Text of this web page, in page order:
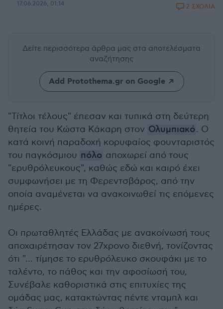
17.06.2026, 01:14 2 ΣΧΟΛΙΑ
Δείτε περισσότερα άρθρα μας στα αποτελέσματα
αναζήτησης
Add Protothema.gr on Google
"Τίτλοι τέλους" έπεσαν και τυπικά στη δεύτερη
θητεία του Κώστα Κάκαρη στον Ολυμπιακό. Ο
κατά κοινή παραδοχή κορυφαίος φουνταριστός
του παγκόσμιου πόλο αποχωρεί από τους
"ερυθρόλευκους", καθώς εδώ και καιρό έχει
συμφωνήσει με τη Φερεντσβάρος, από την
οποία αναμένεται να ανακοινωθεί τις επόμενες
ημέρες.
Οι πρωταθλητές Ελλάδας με ανακοίνωσή τους
αποχαιρέτησαν τον 27χρονο διεθνή, τονίζοντας
ότι "... τίμησε το ερυθρόλευκο σκουφάκι με το
ταλέντο, το πάθος και την αφοσίωσή του,
Συνέβαλε καθοριστικά στις επιτυχίες της
ομάδας μας, κατακτώντας πέντε νταμπλ και